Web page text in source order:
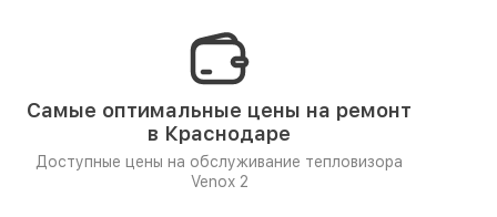
Самые оптимальные цены на ремонт
в Краснодаре
Доступные цены на обслуживание тепловизора
Venox 2